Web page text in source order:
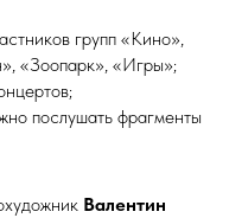
групп «Кино»,
«Зоопарк», «Игры»;
послушать фрагменты
Валентин